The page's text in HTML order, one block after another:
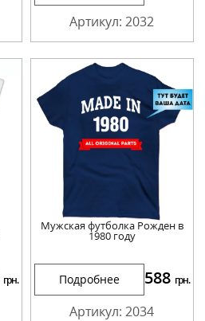
Артикул: 2032
грн.
Мужская футболка Рожден в
1980 году
Подробнее 588 грн.
Артикул: 2034